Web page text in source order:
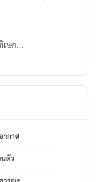
เษก
MaxValu
ากาศ
ตัว
ารณะ